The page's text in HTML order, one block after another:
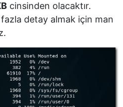
cinsinden olacaktır.
detay almak için man